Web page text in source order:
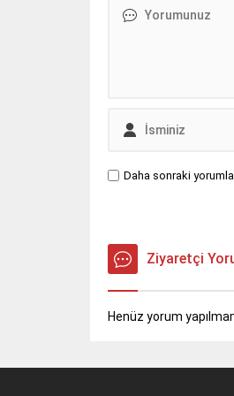
Daha sonraki
Ziyaretçi
Henüz yorum